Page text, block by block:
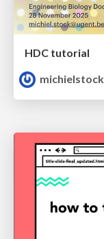
HDC tutorial
michielstock